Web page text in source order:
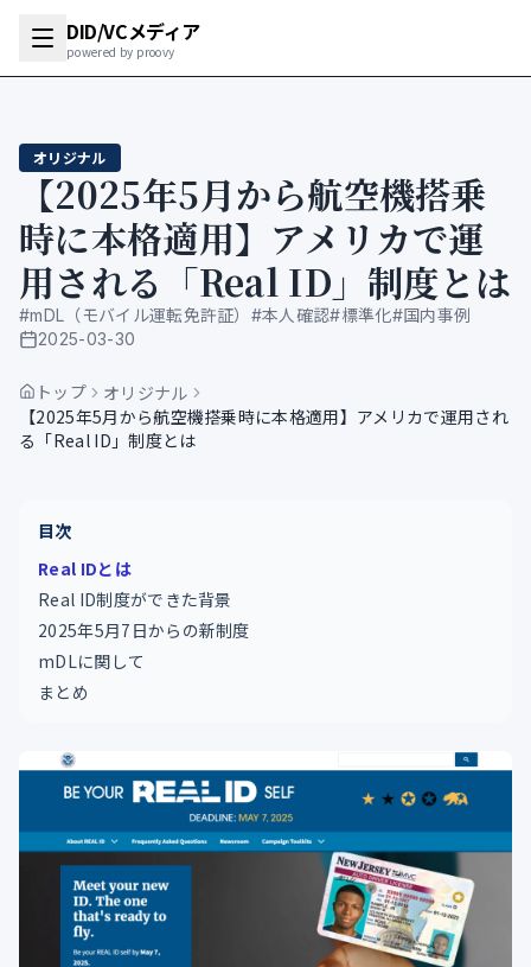
DID/VCメディア
powered by proovy
オリジナル
【2025年5月から航空機搭乗
時に本格適用】アメリカで運
用される「Real ID」制度とは
#mDL（モバイル運転免許証） #本人確認#標準化#国内事例
公開日
2025-03-30
トップ
オリジナル
【2025年5月から航空機搭乗時に本格適用】アメリカで運用され
る「Real ID」制度とは
目次
Real IDとは
Real ID制度ができた背景
2025年5月7日からの新制度
mDLに関して
まとめ